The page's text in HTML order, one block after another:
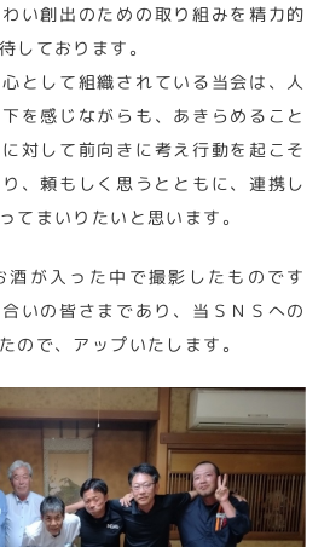
い創出のための取り組みを精力的
しております。
として組織されている当会は、人
を感じながらも、あきらめること
対して前向きに考え行動を起こそ
、頼もしく思うとともに、連携し
てまいりたいと思います。
酒が入った中で撮影したものです
いの皆さまであり、当ＳＮＳへの
ので、アップいたします。